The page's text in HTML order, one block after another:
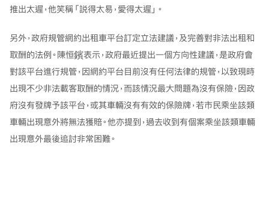
推出太遲，他笑稱「説得太易，愛得太遲」。
另外，政府規管網約出租車平台訂定立法建議，及完善對非法出租和
取酬的法例。陳恒鑌表示，政府最近提出一個方向性建議，是政府會
對該平台進行規管，因網約平台目前沒有任何法律的規管，以致現時
出現不少非法載客取酬的情況，而該情況最大問題為沒有保險，因政
府沒有發牌予該平台，或其車輛沒有有效的保險牌，若市民乘坐該類
車輛出現意外將無法獲賠。他亦提到，過去收到有個案乘坐該類車輛
出現意外最後追討非常困難。